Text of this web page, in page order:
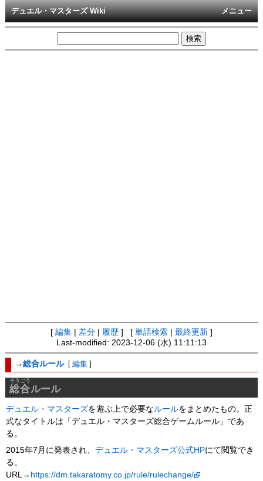
メニュー
デュエル・マスターズ Wiki
[ 編集 差分 履歴 ] [ 単語検索 最終更新 ]
Last-modified: 2023-12-06 (水) 11:11:13
→総合ルール [ 編集 ]
総合
そうごう
ルール
デュエル・マスターズを遊ぶ上で必要な ルールをまとめたもの。正
式なタイトルは「デュエル・マスターズ総合ゲームルール」であ
る。
2015年7月に発表され、デュエル・マスターズ公式HPにて閲覧でき
る。
URL→ https://dm.takaratomy.co.jp/rule/rulechange/